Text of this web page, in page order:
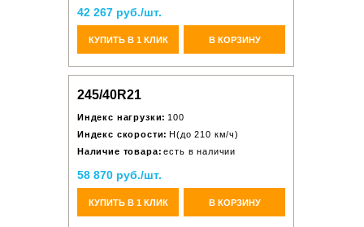
42 267 руб./шт.
КУПИТЬ В 1 КЛИК В КОРЗИНУ
245/40R21
Индекс нагрузки: 100
Индекс скорости: H(до 210 км/ч)
Наличие товара: есть в наличии
58 870 руб./шт.
КУПИТЬ В 1 КЛИК В КОРЗИНУ